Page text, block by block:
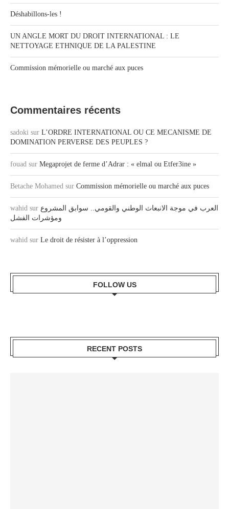
Déshabillons-les !
UN ANGLE MORT DU DROIT INTERNATIONAL : LE
NETTOYAGE ETHNIQUE DE LA PALESTINE
Commission mémorielle ou marché aux puces
Commentaires récents
sadoki sur L’ORDRE INTERNATIONAL OU CE MECANISME DE
DOMINATION PERVERSE DES PEUPLES ?
fouad sur Megaprojet de ferme d’Adrar : « elmal ou Etfer3ine »
Betache Mohamed sur Commission mémorielle ou marché aux puces
wahid sur العرب في موجة الانبعاث الوطني والقومي.. سوابق المشروع
ومؤشرات الفشل
wahid sur Le droit de résister à l’oppression
FOLLOW US
RECENT POSTS